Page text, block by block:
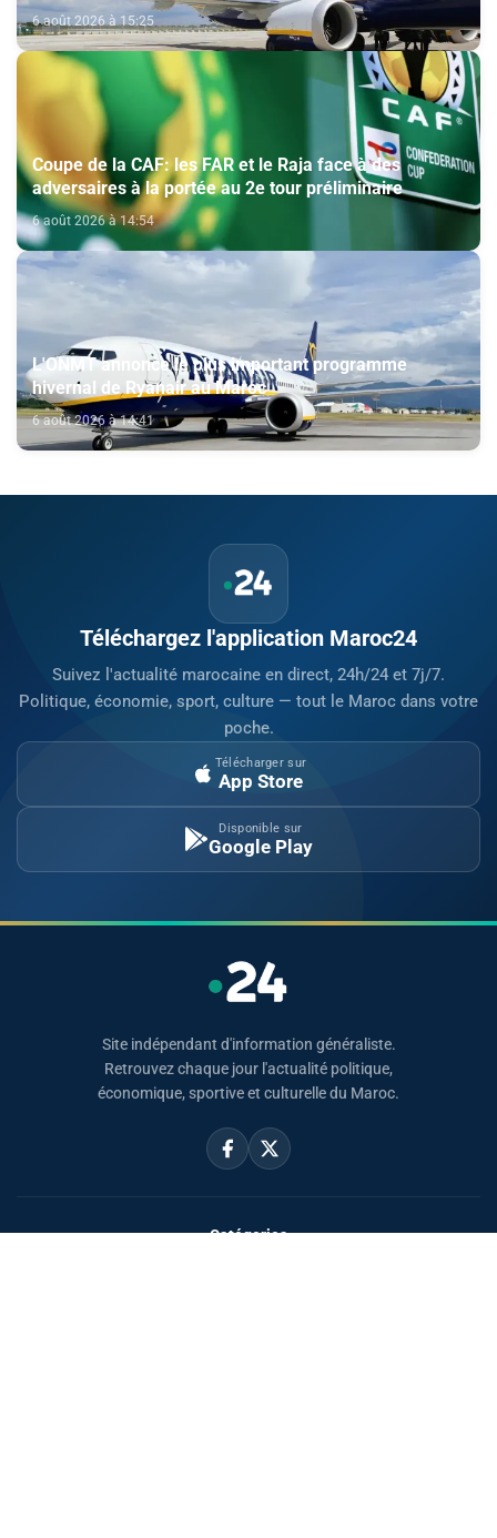
6 août 2026 à 15:25
Coupe de la CAF: les FAR et le Raja face à des
adversaires à la portée au 2e tour préliminaire
6 août 2026 à 14:54
L'ONMT annonce le plus important programme
hivernal de Ryanair au Maroc
6 août 2026 à 14:41
Téléchargez l'application Maroc24
Suivez l'actualité marocaine en direct, 24h/24 et 7j/7.
Politique, économie, sport, culture — tout le Maroc dans votre
poche.
Télécharger sur
App Store
Disponible sur
Google Play
Site indépendant d'information généraliste.
Retrouvez chaque jour l'actualité politique,
économique, sportive et culturelle du Maroc.
Catégories